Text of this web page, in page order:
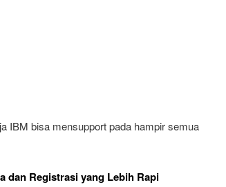
IBM bisa mensupport pada hampir semua
dan Registrasi yang Lebih Rapi